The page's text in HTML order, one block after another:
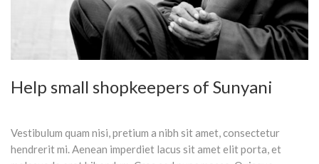
Help small shopkeepers of Sunyani
Vestibulum quam nisi, pretium a nibh sit amet, consectetur
hendrerit mi. Aenean imperdiet lacus sit amet elit porta, et